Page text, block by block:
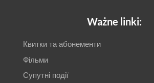
Ważne linki:
Квитки та абонементи
Фільми
Супутні події